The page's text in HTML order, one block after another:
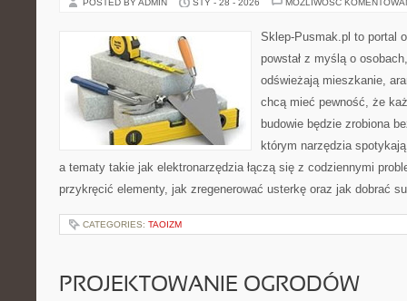
POSTED BY ADMIN STY - 28 - 2026 MOŻLIWOŚĆ
Sklep-Pusmak.pl to portal
powstał z myślą o
odświeżają mieszkanie,
chcą mieć pewność, że
budowie będzie zrobiona
którym narzędzia
a tematy takie jak elektronarzędzia łączą się z codziennymi
przykręcić elementy, jak zregenerować usterkę oraz jak dobrać
CATEGORIES: TAOIZM
PROJEKTOWANIE OGRODÓW